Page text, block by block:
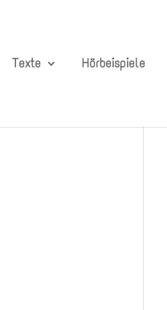
Texte Hörbeispiele